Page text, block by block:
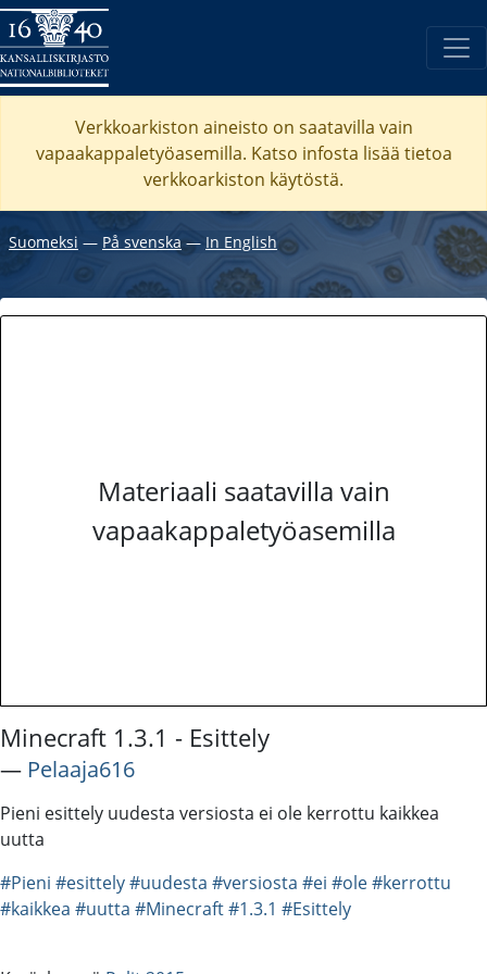
Verkkoarkiston aineisto on saatavilla vain
vapaakappaletyöasemilla. Katso infosta lisää tietoa
verkkoarkiston käytöstä.
Suomeksi ― På svenska― In English
Materiaali saatavilla vain
vapaakappaletyöasemilla
Minecraft 1.3.1 - Esittely
― Pelaaja616
Pieni esittely uudesta versiosta ei ole kerrottu kaikkea
uutta
#Pieni #esittely#uudesta #versiosta #ei #ole#kerrottu
#kaikkea #uutta #Minecraft#1.3.1 #Esittely